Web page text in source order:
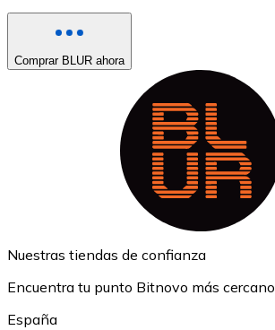
Comprar BLUR ahora
Nuestras tiendas de confianza
Encuentra tu punto Bitnovo más cercano
España